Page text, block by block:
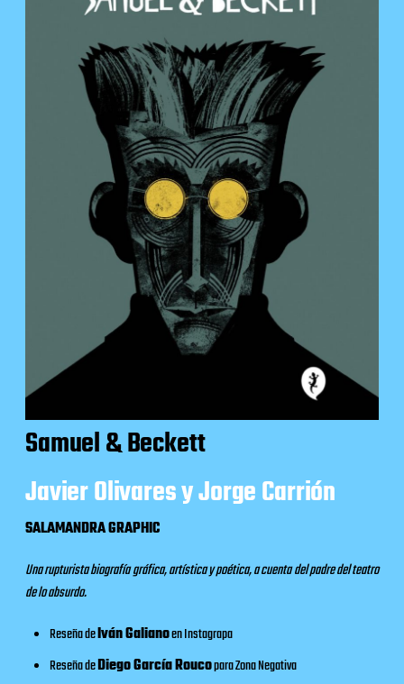
Samuel & Beckett
Javier Olivares y Jorge Carrión
SALAMANDRA GRAPHIC
Una rupturista biografía gráfica, artística y poética, a cuenta del padre del teatro
de lo absurdo.
Reseña deIván GalianoenInstagrapa
Reseña deDiego García RoucoparaZona Negativa